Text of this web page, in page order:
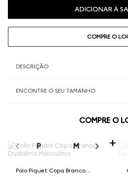
ADICIONAR À
COMPRE O
DESCRIÇÃO
ENCONTRE O SEU TAMANHO
COMPRE O
P M G
Polo Piquet Copa Branco